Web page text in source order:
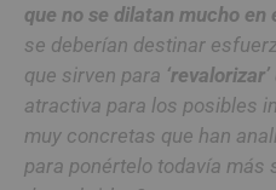
que no se dilatan mucho en
se deberían destinar
que sirven para
atractiva para los posibles
muy concretas que han
para ponértelo todavía más